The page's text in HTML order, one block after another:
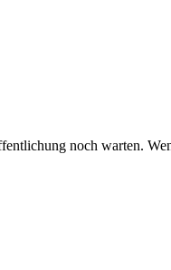
noch warten.